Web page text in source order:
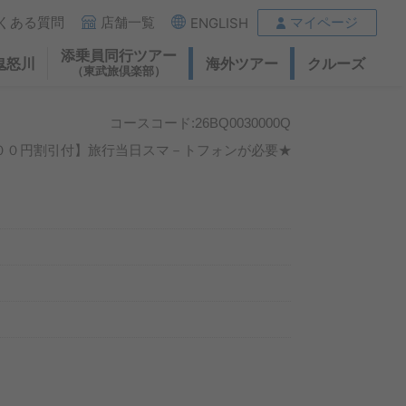
ある質問 店舗一覧 ENGLISH マイページ
川 添乗員同行ツアー
（東武旅倶楽部） 海外ツアー クルーズ
コースコード:26BQ0030000Q
円割引付】旅行当日スマ－トフォンが必要★